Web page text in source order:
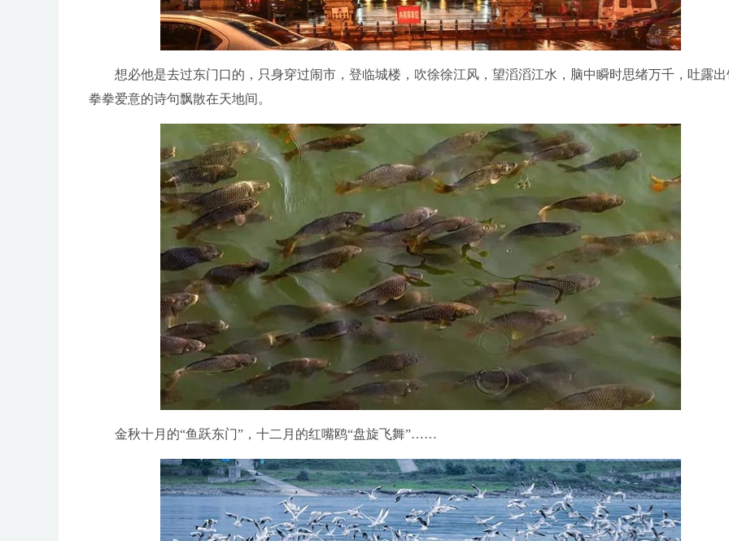
想必他是去过东门口的，只身穿过闹市，登临城楼，吹徐徐江风，望滔滔江水，脑中瞬时思绪万千，吐露
拳拳爱意的诗句飘散在天地间。
金秋十月的“鱼跃东门”，十二月的红嘴鸥“盘旋飞舞”……